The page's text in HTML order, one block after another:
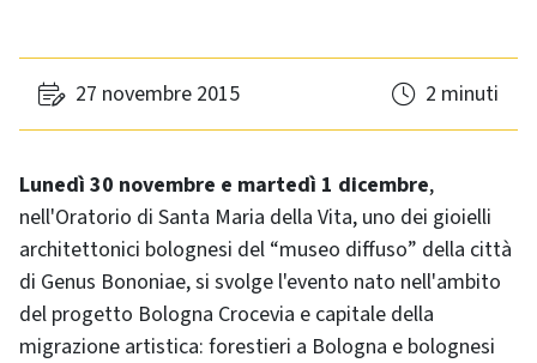
27 novembre 2015 2 minuti
Lunedì 30 novembre e martedì 1 dicembre,
nell'Oratorio di Santa Maria della Vita, uno dei gioielli
architettonici bolognesi del “museo diffuso” della città
di Genus Bononiae, si svolge l'evento nato nell'ambito
del progetto Bologna Crocevia e capitale della
migrazione artistica: forestieri a Bologna e bolognesi